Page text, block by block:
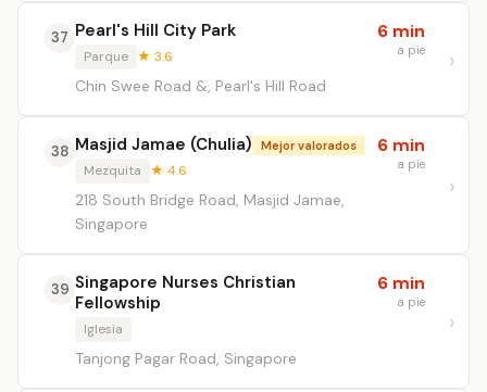
37 Pearl's Hill City Park
Parque ★ 3.6
Chin Swee Road &, Pearl's Hill Road
6 min
a pie
38 Masjid Jamae (Chulia) Mejor valorados
Mezquita ★ 4.6
218 South Bridge Road, Masjid Jamae,
Singapore
6 min
a pie
39 Singapore Nurses Christian
Fellowship
Iglesia
Tanjong Pagar Road, Singapore
6 min
a pie